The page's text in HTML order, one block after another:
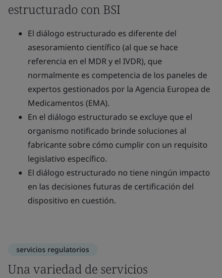
estructurado con BSI
El diálogo estructurado es diferente del
asesoramiento científico (al que se hace
referencia en el MDR y el IVDR), que
normalmente es competencia de los paneles de
expertos gestionados por la Agencia Europea de
Medicamentos (EMA).
En el diálogo estructurado se excluye que el
organismo notificado brinde soluciones al
fabricante sobre cómo cumplir con un requisito
legislativo específico.
El diálogo estructurado no tiene ningún impacto
en las decisiones futuras de certificación del
dispositivo en cuestión.
servicios regulatorios
Una variedad de servicios